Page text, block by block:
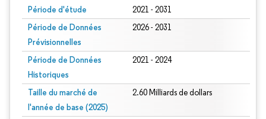
Période d'étude 2021 - 2031
Période de Données
Prévisionnelles
2026 - 2031
Période de Données
Historiques
2021 - 2024
Taille du marché de
l'année de base (2025)
2.60 Milliards de dollars